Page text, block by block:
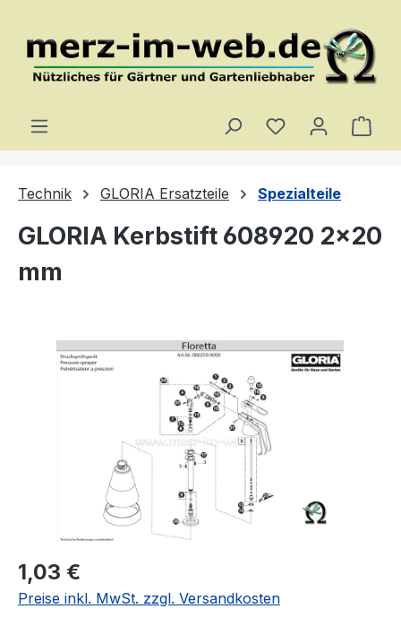
Du hast 0
Technik GLORIA Ersatzteile Spezialteile
GLORIA Kerbstift 608920 2×20
mm
Bildergalerie überspringen
Regulärer Preis:
1,03 €
Preise inkl. MwSt. zzgl. Versandkosten